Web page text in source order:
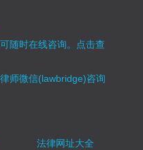
随时在线咨询。 点击查
师微信(lawbridge)咨询
法律网址大全